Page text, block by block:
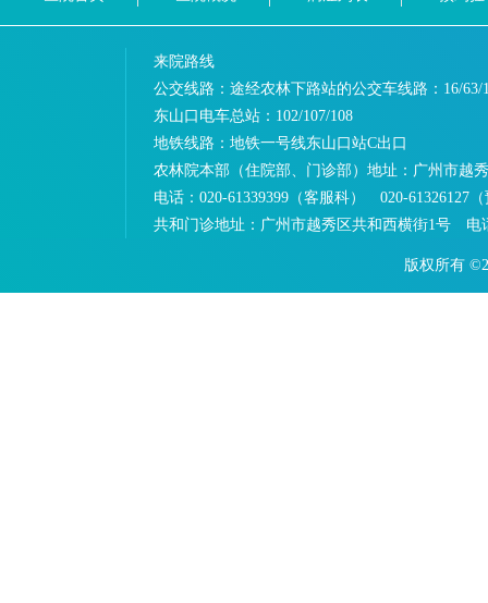
来院路线
公交线路：途经农林下路站的公交车线路： 16/63/
东山口电车总站： 102/107/108
地铁线路： 地铁一号线东山口站C出口
农林院本部（住院部、门诊部）地址： 广州市越
电话： 020-61339399（客服科） 020-61326127
共和门诊地址： 广州市越秀区共和西横街1号 电
版权所有